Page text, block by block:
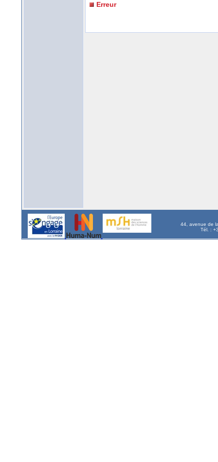
Erreur
44, avenue de
Tél. :